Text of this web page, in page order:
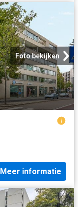
Foto bekijken
Meer informatie